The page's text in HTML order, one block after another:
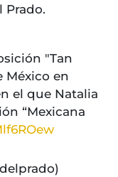
Prado.
"Tan
México en
el que Natalia
“Mexicana